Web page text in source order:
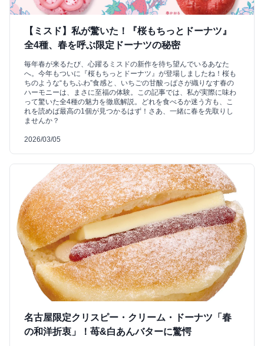
【ミスド】私が驚いた！『桜もちっとドーナツ』
全4種、春を呼ぶ限定ドーナツの秘密
毎年春が来るたび、心躍るミスドの新作を待ち望んでいるあなた
へ。今年もついに『桜もちっとドーナツ』が登場しましたね！桜も
ちのような“もちふわ”食感と、いちごの甘酸っぱさが織りなす春の
ハーモニーは、まさに至福の体験。この記事では、私が実際に味わ
って驚いた全4種の魅力を徹底解説。どれを食べるか迷う方も、こ
れを読めば最高の1個が見つかるはず！さあ、一緒に春を先取りし
ませんか？
2026/03/05
名古屋限定クリスピー・クリーム・ドーナツ「春
の和洋折衷」！苺&白あんバターに驚愕